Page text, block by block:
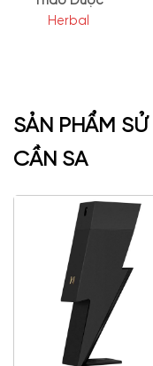
Herbal
SẢN PHẨM
CẦN SA